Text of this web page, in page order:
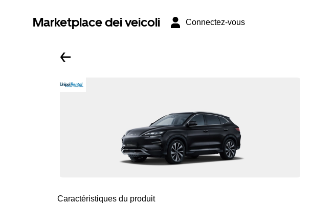
Marketplace dei veicoli Connectez-vous
Caractéristiques du produit